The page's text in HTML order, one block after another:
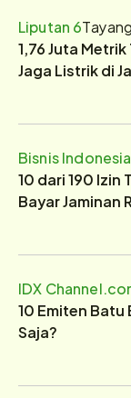
Liputan 6
1,76 Juta
Jaga Listrik di
Bisnis Indonesia
10 dari 190
Bayar Jaminan
IDX
10 Emiten
Saja?